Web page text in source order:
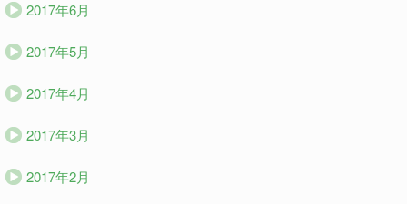
2017年6月
2017年5月
2017年4月
2017年3月
2017年2月